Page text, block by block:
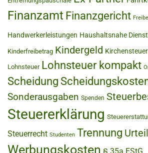
Finanzamt Finanzgericht
Handwerkerleistungen Haushaltsnahe
Kinderfreibetrag Kindergeld Kirchensteuer
Lohnsteuer Lohnsteuer kompakt
Scheidung
Sonderausgaben Spenden
Steuererklärung
Steuerrecht Studenten Trennung Urteil
Werbungskosten